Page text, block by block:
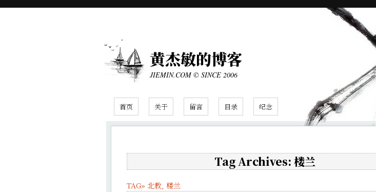
黄杰敏的博客
JIEMIN.COM © SINCE 2006
首页 关于 留言 目录 纪念
Tag Archives: 楼兰
TAG» 北教, 楼兰